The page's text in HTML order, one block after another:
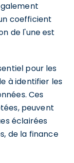
coefficient
de l'une est
pour les
à identifier les
Ces
peuvent
éclairées
de la finance